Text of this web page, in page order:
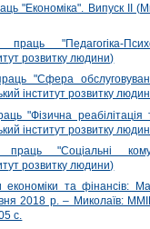
"Економіка". Випуск ІІ
"Педагогіка-
розвитку людини)
"Сфера
інститут розвитку
"Фізична
інститут розвитку
праць "Соціальні
розвитку людини)
економіки та фінансів:
2018 р. – Миколаїв:
с.